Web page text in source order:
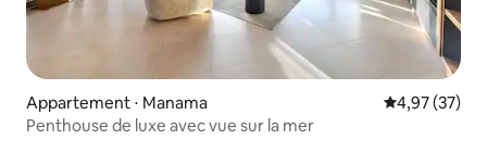
Appartement ⋅ Manama Évaluation
4,97 (37)
Penthouse de luxe avec vue sur la mer